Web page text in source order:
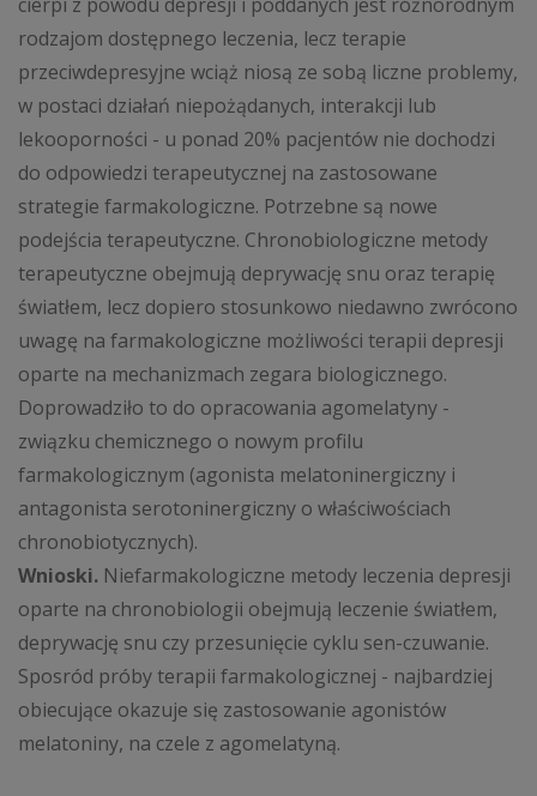
rodzajom dostępnego leczenia, lecz terapie
przeciwdepresyjne wciąż niosą ze sobą liczne problemy,
w postaci działań niepożądanych, interakcji lub
lekooporności - u ponad 20% pacjentów nie dochodzi
do odpowiedzi terapeutycznej na zastosowane
strategie farmakologiczne. Potrzebne są nowe
podejścia terapeutyczne. Chronobiologiczne metody
terapeutyczne obejmują deprywację snu oraz terapię
światłem, lecz dopiero stosunkowo niedawno zwrócono
uwagę na farmakologiczne możliwości terapii depresji
oparte na mechanizmach zegara biologicznego.
Doprowadziło to do opracowania agomelatyny -
związku chemicznego o nowym profilu
farmakologicznym (agonista melatoninergiczny i
antagonista serotoninergiczny o właściwościach
chronobiotycznych).
Wnioski. Niefarmakologiczne metody leczenia depresji
oparte na chronobiologii obejmują leczenie światłem,
deprywację snu czy przesunięcie cyklu sen-czuwanie.
Sposród próby terapii farmakologicznej - najbardziej
obiecujące okazuje się zastosowanie agonistów
melatoniny, na czele z agomelatyną.